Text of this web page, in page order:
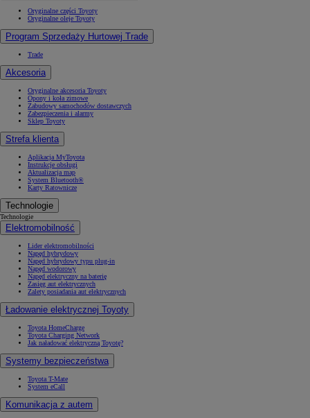
Oryginalne części Toyoty
Oryginalne oleje Toyoty
Program Sprzedaży Hurtowej Trade
Trade
Akcesoria
Oryginalne akcesoria Toyoty
Opony i koła zimowe
Zabudowy samochodów dostawczych
Zabezpieczenia i alarmy
Sklep Toyoty
Strefa klienta
Aplikacja MyToyota
Instrukcje obsługi
Aktualizacja map
System Bluetooth®
Karty Ratownicze
Technologie
Technologie
Elektromobilność
Lider elektromobilności
Napęd hybrydowy
Napęd hybrydowy typu plug-in
Napęd wodorowy
Napęd elektryczny na baterię
Zasięg aut elektrycznych
Zalety posiadania aut elektrycznych
Ładowanie elektrycznej Toyoty
Toyota HomeCharge
Toyota Charging Network
Jak naładować elektryczną Toyotę?
Systemy bezpieczeństwa
Toyota T-Mate
System eCall
Komunikacja z autem